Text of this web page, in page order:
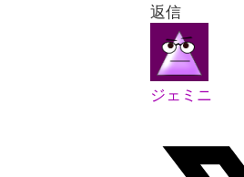
返信
ジェミニ